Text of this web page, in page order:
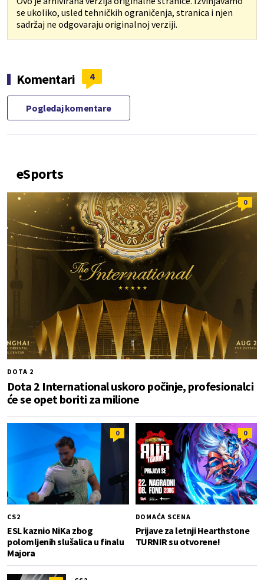
se ukoliko, usled tehničkih ograničenja, stranica i njen
sadržaj ne odgovaraju originalnoj verziji.
Komentari 4
Pogledaj komentare
eSports
0
DOTA 2
Dota 2 International uskoro počinje, profesionalci
će se opet boriti za milione
0
CS2
ESL kaznio NiKa zbog
polomljenih slušalica u finalu
Majora
0
DOMAĆA SCENA
Prijave za letnji Hearthstone
TURNIR su otvorene!